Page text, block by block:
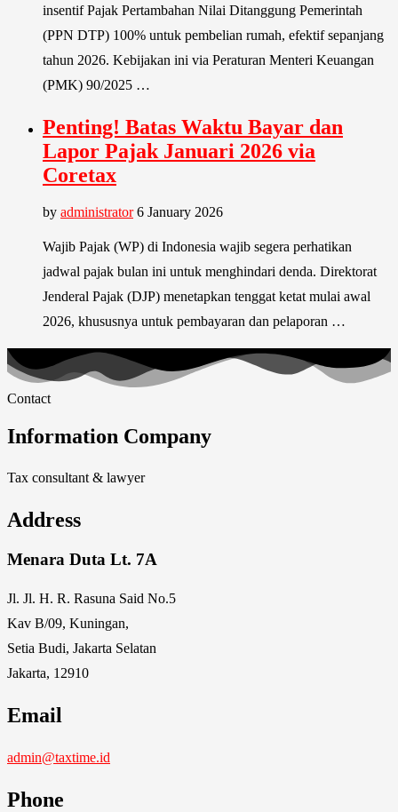
insentif Pajak Pertambahan Nilai Ditanggung Pemerintah
(PPN DTP) 100% untuk pembelian rumah, efektif sepanjang
tahun 2026. Kebijakan ini via Peraturan Menteri Keuangan
(PMK) 90/2025 …
Penting! Batas Waktu Bayar dan
Lapor Pajak Januari 2026 via
Coretax
by administrator 6 January 2026
Wajib Pajak (WP) di Indonesia wajib segera perhatikan
jadwal pajak bulan ini untuk menghindari denda. Direktorat
Jenderal Pajak (DJP) menetapkan tenggat ketat mulai awal
2026, khususnya untuk pembayaran dan pelaporan …
Contact
Information Company
Tax consultant & lawyer
Address
Menara Duta Lt. 7A
Jl. Jl. H. R. Rasuna Said No.5
Kav B/09, Kuningan,
Setia Budi, Jakarta Selatan
Jakarta, 12910
Email
admin@taxtime.id
Phone